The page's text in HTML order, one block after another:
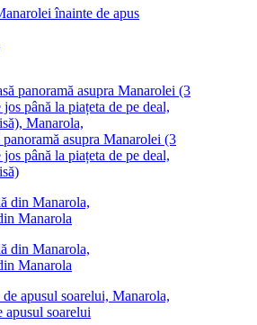
înainte de apus
asupra Manarolei (3
până la piațeta de pe deal,
Manarola
Manarola
soarelui